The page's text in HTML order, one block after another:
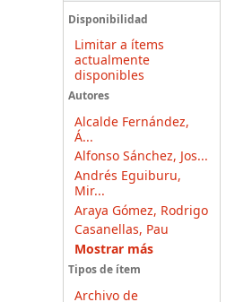
Disponibilidad
Limitar a ítems
actualmente
disponibles
Autores
Alcalde Fernández,
Á...
Alfonso Sánchez, Jos...
Andrés Eguiburu,
Mir...
Araya Gómez, Rodrigo
Casanellas, Pau
Mostrar más
Tipos de ítem
Archivo de